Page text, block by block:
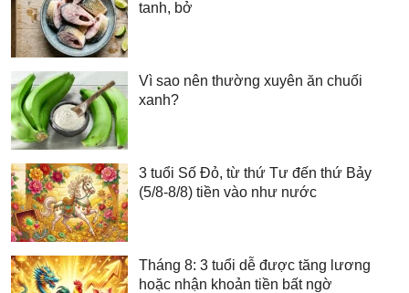
tanh, bở
Vì sao nên thường xuyên ăn chuối
xanh?
3 tuổi Số Đỏ, từ thứ Tư đến thứ Bảy
(5/8-8/8) tiền vào như nước
Tháng 8: 3 tuổi dễ được tăng lương
hoặc nhận khoản tiền bất ngờ